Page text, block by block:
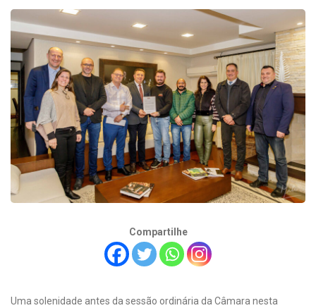
Compartilhe
Uma solenidade antes da sessão ordinária da Câmara nesta